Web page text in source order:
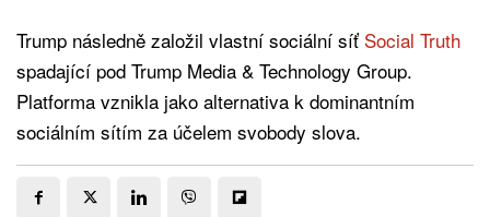
Trump následně založil vlastní sociální síť Social Truth
spadající pod Trump Media & Technology Group.
Platforma vznikla jako alternativa k dominantním
sociálním sítím za účelem svobody slova.